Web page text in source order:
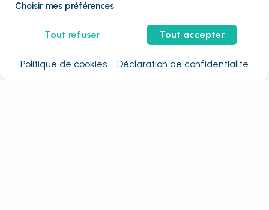
Choisir mes préférences
Tout refuser Tout accepter
Politique de cookies Déclaration de confidentialité